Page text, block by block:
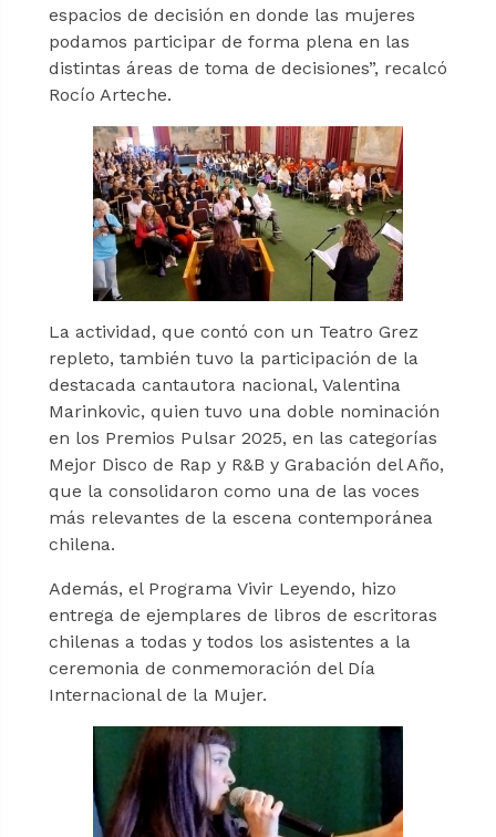
espacios de decisión en donde las mujeres
podamos participar de forma plena en las
distintas áreas de toma de decisiones”, recalcó
Rocío Arteche.
La actividad, que contó con un Teatro Grez
repleto, también tuvo la participación de la
destacada cantautora nacional, Valentina
Marinkovic, quien tuvo una doble nominación
en los Premios Pulsar 2025, en las categorías
Mejor Disco de Rap y R&B y Grabación del Año,
que la consolidaron como una de las voces
más relevantes de la escena contemporánea
chilena.
Además, el Programa Vivir Leyendo, hizo
entrega de ejemplares de libros de escritoras
chilenas a todas y todos los asistentes a la
ceremonia de conmemoración del Día
Internacional de la Mujer.